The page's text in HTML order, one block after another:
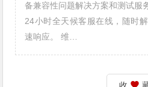
备兼容性问题解决方案和测试服
24小时全天候客服在线，随时
速响应。 维…